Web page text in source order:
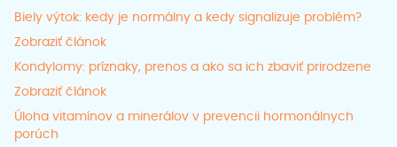
Biely výtok: kedy je normálny a kedy signalizuje problém?
Zobraziť článok
Kondylomy: príznaky, prenos a ako sa ich zbaviť prirodzene
Zobraziť článok
Úloha vitamínov a minerálov v prevencii hormonálnych
porúch